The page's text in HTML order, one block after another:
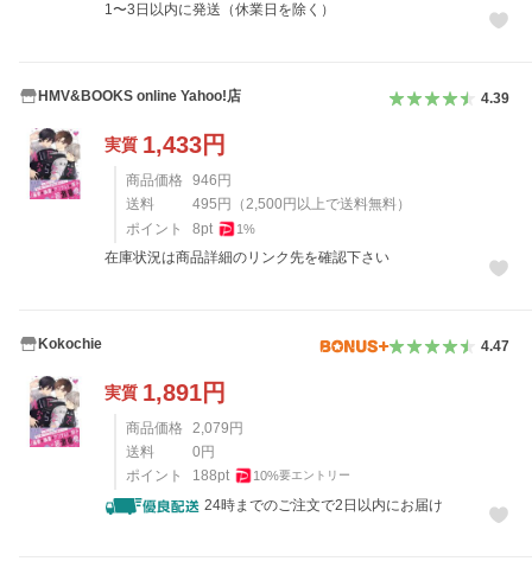
1〜3日以内に発送（休業日を除く）
HMV&BOOKS online Yahoo!店 4.39
実質 1,433円
商品価格 946 円
送料
495 円 （2,500 円以上で送料無料）
ポイント
8pt 1%
在庫状況は商品詳細のリンク先を確認下さい
Kokochie 4.47
実質 1,891円
商品価格 2,079 円
送料
0 円
ポイント
188pt 10%要エントリー
24時までのご注文で2日以内にお届け